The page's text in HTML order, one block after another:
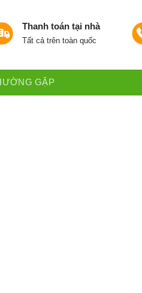
Thanh toán tại nhà
Tất cả trên toàn quốc
GẶP